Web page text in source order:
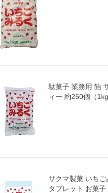
駄菓子 業務用 飴
ィー 約260個（1kg
サクマ製菓 いちご
タブレット お菓子